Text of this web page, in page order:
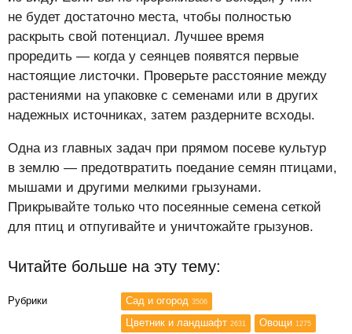
не будет достаточно места, чтобы полностью
раскрыть свой потенциал. Лучшее время
проредить — когда у сеянцев появятся первые
настоящие листочки. Проверьте расстояние между
растениями на упаковке с семенами или в других
надежных источниках, затем раздерните всходы.
Одна из главных задач при прямом посеве культур
в землю — предотвратить поедание семян птицами,
мышами и другими мелкими грызунами.
Прикрывайте только что посеянные семена сеткой
для птиц и отпугивайте и уничтожайте грызунов.
Читайте больше на эту тему:
Рубрики Сад и огород 3506
Цветник и ландшафт 2631 Овощи 1275